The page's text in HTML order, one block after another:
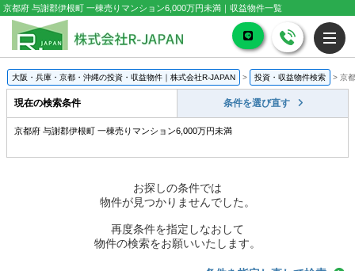
京都府 与謝郡伊根町 一棟売りマンション6,000万円未満｜収益物件一覧
大阪・兵庫・京都・沖縄の投資・収益物件｜株式会社R-JAPAN > 投資・収益物件検索 > 京
現在の検索条件 条件を選び直す
京都府 与謝郡伊根町 一棟売りマンション6,000万円未満
お探しの条件では
物件が見つかりませんでした。
再度条件を指定しなおして
物件の検索をお願いいたします。